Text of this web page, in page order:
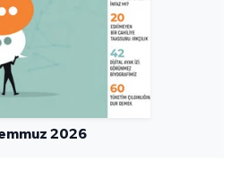
2026